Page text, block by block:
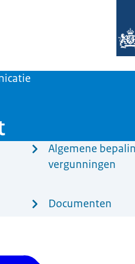
Algemene
vergunningen
Documenten